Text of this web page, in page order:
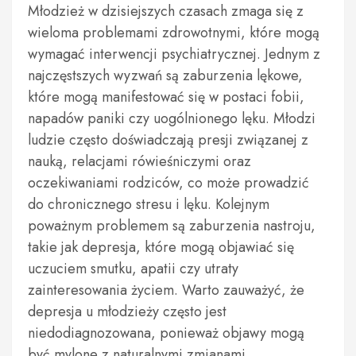
Młodzież w dzisiejszych czasach zmaga się z
wieloma problemami zdrowotnymi, które mogą
wymagać interwencji psychiatrycznej. Jednym z
najczęstszych wyzwań są zaburzenia lękowe,
które mogą manifestować się w postaci fobii,
napadów paniki czy uogólnionego lęku. Młodzi
ludzie często doświadczają presji związanej z
nauką, relacjami rówieśniczymi oraz
oczekiwaniami rodziców, co może prowadzić
do chronicznego stresu i lęku. Kolejnym
poważnym problemem są zaburzenia nastroju,
takie jak depresja, które mogą objawiać się
uczuciem smutku, apatii czy utraty
zainteresowania życiem. Warto zauważyć, że
depresja u młodzieży często jest
niedodiagnozowana, ponieważ objawy mogą